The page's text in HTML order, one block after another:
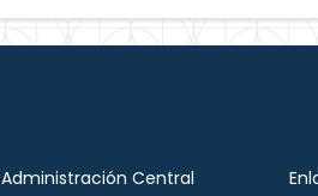
Administración Central